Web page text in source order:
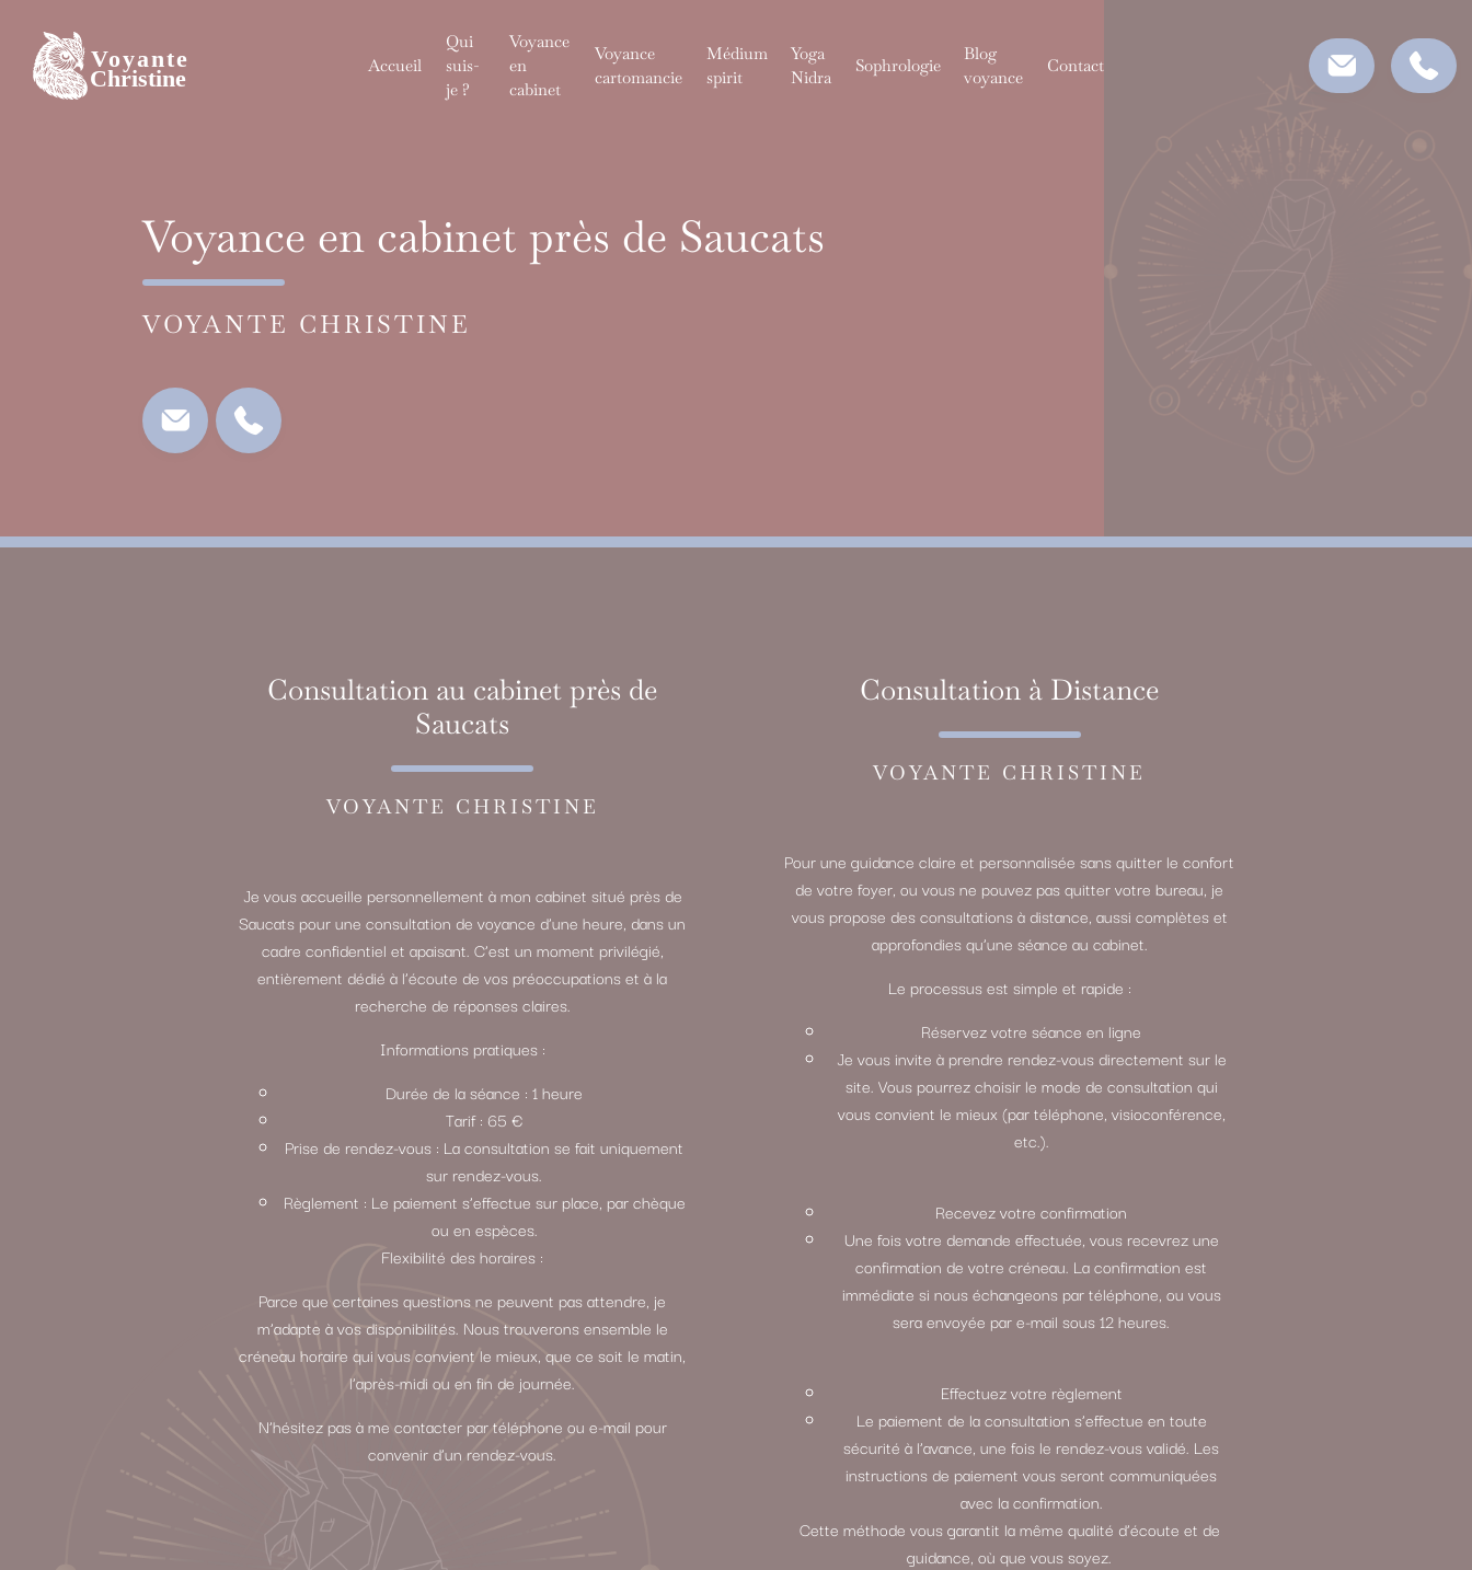
content
Accueil
Qui
suis-
je ?
Voyance
en
cabinet
Voyance
cartomancie
Médium
spirit
Yoga
Nidra
Sophrologie
Blog
voyance
Contact
Voyance en cabinet près de Saucats
VOYANTE CHRISTINE
Consultation au cabinet près de
Saucats
VOYANTE CHRISTINE
Je vous accueille personnellement à mon cabinet situé près de
Saucats pour une consultation de voyance d’une heure, dans un
cadre confidentiel et apaisant. C’est un moment privilégié,
entièrement dédié à l’écoute de vos préoccupations et à la
recherche de réponses claires.
Informations pratiques :
Durée de la séance : 1 heure
Tarif : 65 €
Prise de rendez-vous : La consultation se fait uniquement
sur rendez-vous.
Règlement : Le paiement s’effectue sur place, par chèque
ou en espèces.
Flexibilité des horaires :
Parce que certaines questions ne peuvent pas attendre, je
m’adapte à vos disponibilités. Nous trouverons ensemble le
créneau horaire qui vous convient le mieux, que ce soit le matin,
l’après-midi ou en fin de journée.
N’hésitez pas à me contacter par téléphone ou e-mail pour
convenir d’un rendez-vous.
Consultation à Distance
VOYANTE CHRISTINE
Pour une guidance claire et personnalisée sans quitter le confort
de votre foyer, ou vous ne pouvez pas quitter votre bureau, je
vous propose des consultations à distance, aussi complètes et
approfondies qu’une séance au cabinet.
Le processus est simple et rapide :
Réservez votre séance en ligne
Je vous invite à prendre rendez-vous directement sur le
site. Vous pourrez choisir le mode de consultation qui
vous convient le mieux (par téléphone, visioconférence,
etc.).
Recevez votre confirmation
Une fois votre demande effectuée, vous recevrez une
confirmation de votre créneau. La confirmation est
immédiate si nous échangeons par téléphone, ou vous
sera envoyée par e-mail sous 12 heures.
Effectuez votre règlement
Le paiement de la consultation s’effectue en toute
sécurité à l’avance, une fois le rendez-vous validé. Les
instructions de paiement vous seront communiquées
avec la confirmation.
Cette méthode vous garantit la même qualité d’écoute et de
guidance, où que vous soyez.